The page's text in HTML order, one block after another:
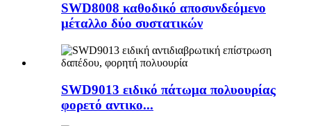
SWD8008 καθοδικό αποσυνδεόμενο
μέταλλο δύο συστατικών
SWD9013 ειδικό πάτωμα πολυουρίας
φορετό αντικο...